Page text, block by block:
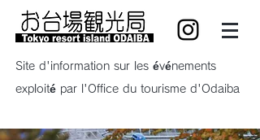
Site d'information sur les événements
exploité par l'Office du tourisme d'Odaiba